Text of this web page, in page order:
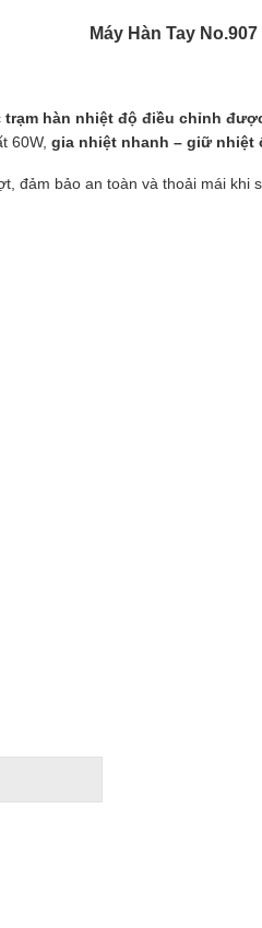
Máy Hàn Tay No.907
trạm hàn nhiệt độ điều chỉnh
60W, gia nhiệt nhanh – giữ nhiệt
đảm bảo an toàn và thoải mái khi